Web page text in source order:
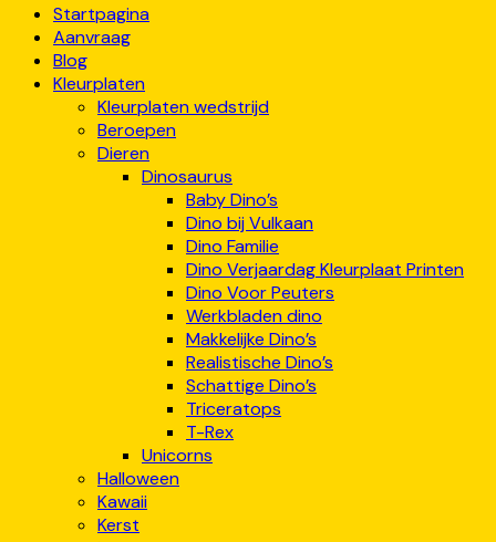
Startpagina
Aanvraag
Blog
Kleurplaten
Kleurplaten wedstrijd
Beroepen
Dieren
Dinosaurus
Baby Dino’s
Dino bij Vulkaan
Dino Familie
Dino Verjaardag Kleurplaat Printen
Dino Voor Peuters
Werkbladen dino
Makkelijke Dino’s
Realistische Dino’s
Schattige Dino’s
Triceratops
T-Rex
Unicorns
Halloween
Kawaii
Kerst